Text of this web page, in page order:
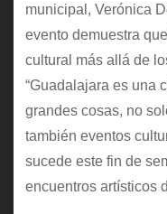
municipal, Verónica
evento demuestra
cultural más allá de
“Guadalajara es una
grandes cosas, no
también eventos
sucede este fin de
encuentros artísticos